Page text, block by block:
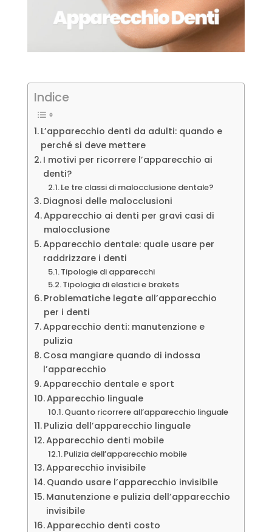
Indice
L’apparecchio denti da adulti: quando e
perché si deve mettere
I motivi per ricorrere l’apparecchio ai
denti?
Le tre classi di malocclusione dentale?
Diagnosi delle malocclusioni
Apparecchio ai denti per gravi casi di
malocclusione
Apparecchio dentale: quale usare per
raddrizzare i denti
Tipologie di apparecchi
Tipologia di elastici e brakets
Problematiche legate all’apparecchio
per i denti
Apparecchio denti: manutenzione e
pulizia
Cosa mangiare quando di indossa
l’apparecchio
Apparecchio dentale e sport
Apparecchio linguale
Quanto ricorrere all’apparecchio linguale
Pulizia dell’apparecchio linguale
Apparecchio denti mobile
Pulizia dell’apparecchio mobile
Apparecchio invisibile
Quando usare l’apparecchio invisibile
Manutenzione e pulizia dell’apparecchio
invisibile
Apparecchio denti costo